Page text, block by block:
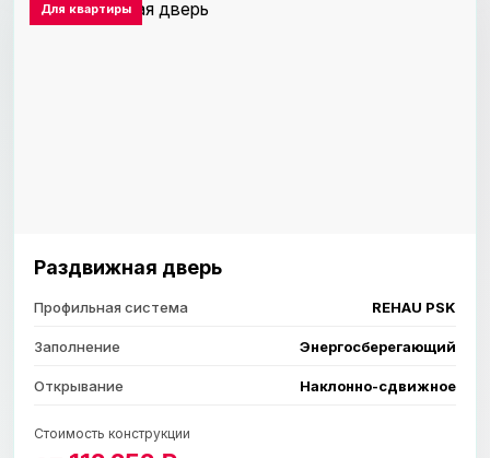
Для квартиры
Раздвижная дверь
Профильная система REHAU PSK
Заполнение Энергосберегающий
Открывание Наклонно-сдвижное
Стоимость конструкции